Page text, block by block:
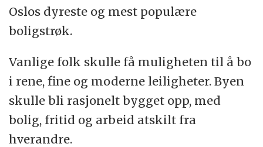
Oslos dyreste og mest populære
boligstrøk.
Vanlige folk skulle få muligheten til å bo
i rene, fine og moderne leiligheter. Byen
skulle bli rasjonelt bygget opp, med
bolig, fritid og arbeid atskilt fra
hverandre.